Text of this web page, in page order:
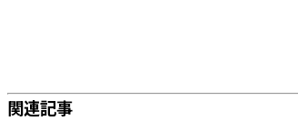
関連記事